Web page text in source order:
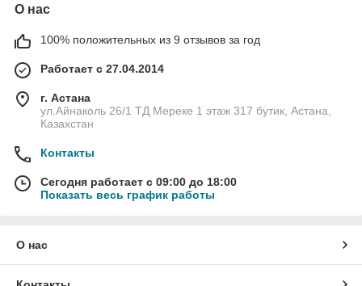
О нас
100% положительных из 9 отзывов за год
Работает с 27.04.2014
г. Астана
ул.Айнаколь 26/1 ТД Мереке 1 этаж 317 бутик, Астана,
Казахстан
Контакты
Сегодня работает с 09:00 до 18:00
Показать весь график работы
О нас